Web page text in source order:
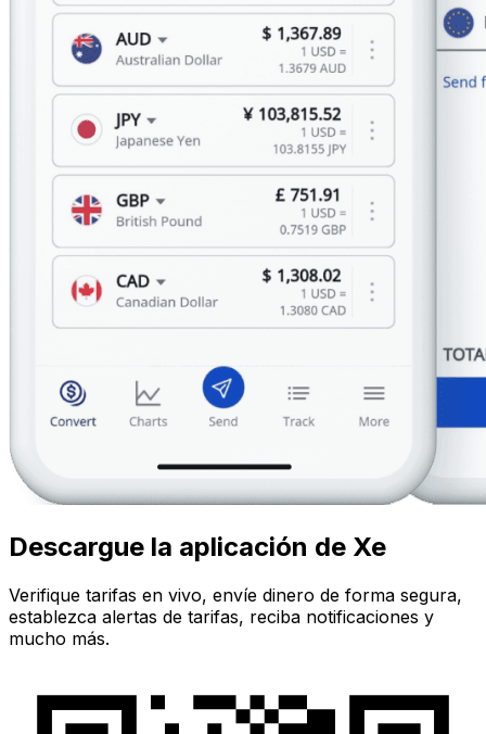
Descargue la aplicación de Xe
Verifique tarifas en vivo, envíe dinero de forma segura,
establezca alertas de tarifas, reciba notificaciones y
mucho más.